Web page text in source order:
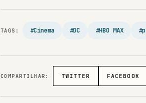
TAGS: #Cinema #DC #HBO MAX
COMPARTILHAR: TWITTER FACEBOOK